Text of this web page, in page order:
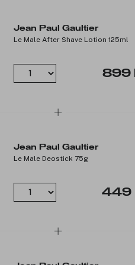
Jean Paul Gaultier
Le Male After Shave Lotion 125ml
899
Jean Paul Gaultier
Le Male Deostick 75g
449